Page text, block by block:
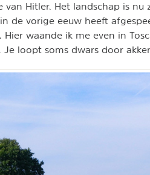
van Hitler. Het landschap is
de vorige eeuw heeft
waande ik me even in
loopt soms dwars door